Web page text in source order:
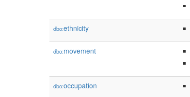
dbo:ethnicity
dbo:movement
dbo:occupation